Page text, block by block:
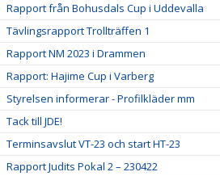
Rapport från Bohusdals Cup i Uddevalla
Tävlingsrapport Trollträffen 1
Rapport NM 2023 i Drammen
Rapport: Hajime Cup i Varberg
Styrelsen informerar - Profilkläder mm
Tack till JDE!
Terminsavslut VT-23 och start HT-23
Rapport Judits Pokal 2 – 230422